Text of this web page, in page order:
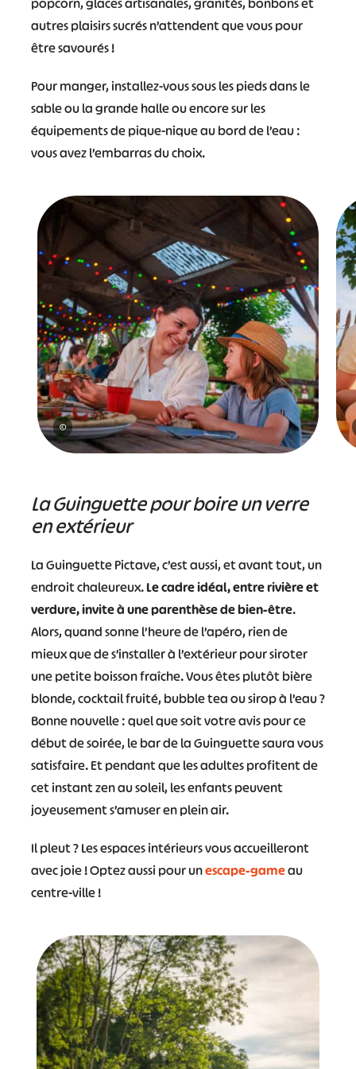
autres plaisirs sucrés n’attendent que vous pour
être savourés !
Pour manger, installez-vous sous les pieds dans le
sable ou la grande halle ou encore sur les
équipements de pique-nique au bord de l’eau :
vous avez l’embarras du choix.
©
La Guinguette pour boire un verre
en extérieur
La Guinguette Pictave, c’est aussi, et avant tout, un
endroit chaleureux.Le cadre idéal, entre rivière et
verdure, invite à une parenthèse de bien-être.
Alors, quand sonne l’heure de l’apéro, rien de
mieux que de s’installer à l’extérieur pour siroter
une petite boisson fraîche. Vous êtes plutôt bière
blonde, cocktail fruité, bubble tea ou sirop à l’eau ?
Bonne nouvelle : quel que soit votre avis pour ce
début de soirée, le bar de la Guinguette saura vous
satisfaire. Et pendant que les adultes profitent de
cet instant zen au soleil, les enfants peuvent
joyeusement s’amuser en plein air.
Il pleut ? Les espaces intérieurs vous accueilleront
avec joie ! Optez aussi pour unescape-gameau
centre-ville !